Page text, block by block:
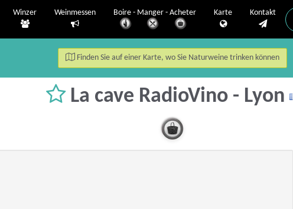
Winzer Weinmessen Boire - Manger - Acheter Karte Kontakt
Finden Sie auf einer Karte, wo Sie Naturweine trinken können
La cave RadioVino - Lyon